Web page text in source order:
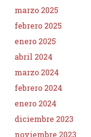
marzo 2025
febrero 2025
enero 2025
abril 2024
marzo 2024
febrero 2024
enero 2024
diciembre 2023
noviembre 2023